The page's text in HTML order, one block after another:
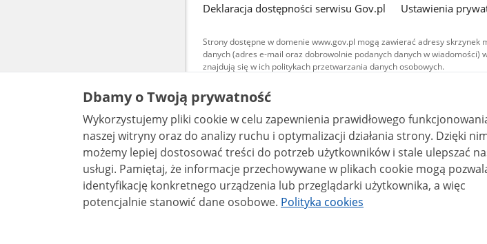
Deklaracja dostępności serwisu Gov.pl
Ustawienia
Strony dostępne w domenie www.gov.pl mogą zawierać adresy
danych (adres e-mail oraz dobrowolnie podanych danych w wiadomości)
znajdują się w ich politykach przetwarzania danych osobowych.
Treści tekstowe publikowane w serwisie (z wyłączeniem
udostępniane na licencji typu Creative Commons: uznanie
warunkach 4.0 (CC BY-SA 4.0). Materiały audiowizualne, w
są udostępniane na licencji typu Creative Commons:
bez utworów zależnych 4.0 (CC BY-NC-ND 4.0), o ile nie jest
Dbamy o Twoją prywatność
Wykorzystujemy pliki cookie w celu zapewnienia prawidłowego
naszej witryny oraz do analizy ruchu i optymalizacji działania strony. Dzięki nim
możemy lepiej dostosować treści do potrzeb użytkowników i stale ulepszać
usługi. Pamiętaj, że informacje przechowywane w plikach cookie mogą pozwalać na
identyfikację konkretnego urządzenia lub przeglądarki użytkownika, a więc
potencjalnie stanowić dane osobowe. Polityka cookies